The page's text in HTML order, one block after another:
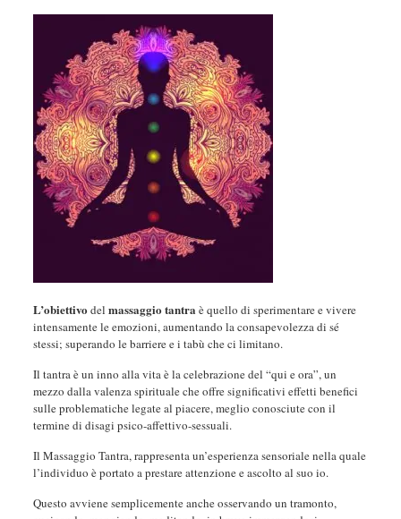
L’obiettivo del massaggio tantra è quello di sperimentare e vivere
intensamente le emozioni, aumentando la consapevolezza di sé
stessi; superando le barriere e i tabù che ci limitano.
Il tantra è un inno alla vita è la celebrazione del “qui e ora”, un
mezzo dalla valenza spirituale che offre significativi effetti benefici
sulle problematiche legate al piacere, meglio conosciute con il
termine di disagi psico-affettivo-sessuali.
Il Massaggio Tantra, rappresenta un’esperienza sensoriale nella quale
l’individuo è portato a prestare attenzione e ascolto al suo io.
Questo avviene semplicemente anche osservando un tramonto,